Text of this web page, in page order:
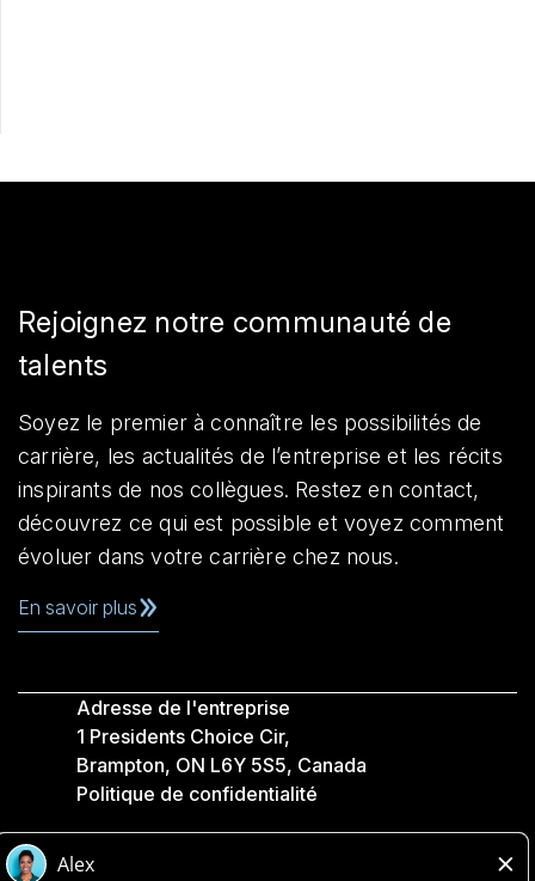
Rejoignez notre communauté de
talents
Soyez le premier à connaître les possibilités de
carrière, les actualités de l’entreprise et les récits
inspirants de nos collègues. Restez en contact,
découvrez ce qui est possible et voyez comment
évoluer dans votre carrière chez nous.
En savoir plus
Adresse de l'entreprise
1 Presidents Choice Cir,
Brampton, ON L6Y 5S5, Canada
Politique de confidentialité